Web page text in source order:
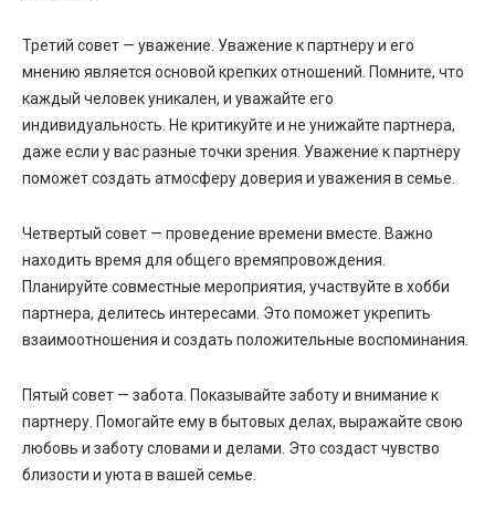
Третий совет — уважение. Уважение к партнеру и его
мнению является основой крепких отношений. Помните, что
каждый человек уникален, и уважайте его
индивидуальность. Не критикуйте и не унижайте партнера,
даже если у вас разные точки зрения. Уважение к партнеру
поможет создать атмосферу доверия и уважения в семье.
Четвертый совет — проведение времени вместе. Важно
находить время для общего времяпровождения.
Планируйте совместные мероприятия, участвуйте в хобби
партнера, делитесь интересами. Это поможет укрепить
взаимоотношения и создать положительные воспоминания.
Пятый совет — забота. Показывайте заботу и внимание к
партнеру. Помогайте ему в бытовых делах, выражайте свою
любовь и заботу словами и делами. Это создаст чувство
близости и уюта в вашей семье.